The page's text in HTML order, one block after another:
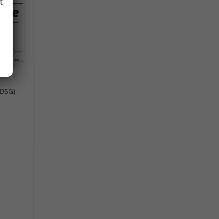
Sportline TSI 4x4 360°+19 Zoll+Navi+AHK+360°+ACC+Frontscheibe beheizbar+Travel Assist
Neuwagen